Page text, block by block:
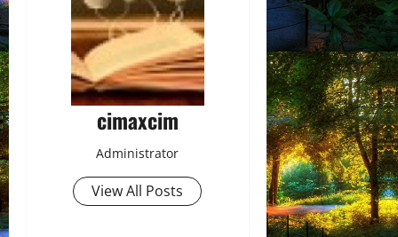
cimaxcim
Administrator
View All Posts